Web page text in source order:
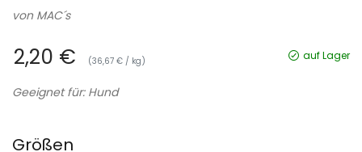
von MAC´s
2,20 € (36,67 € / kg) auf Lager
Geeignet für: Hund
Größen